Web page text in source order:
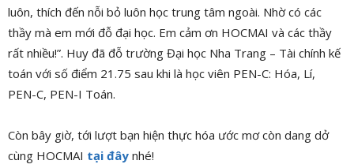
luôn, thích đến nỗi bỏ luôn học trung tâm ngoài. Nhờ có các
thầy mà em mới đỗ đại học. Em cảm ơn HOCMAI và các thầy
rất nhiều!”. Huy đã đỗ trường Đại học Nha Trang – Tài chính kế
toán với số điểm 21.75 sau khi là học viên PEN-C: Hóa, Lí,
PEN-C, PEN-I Toán.
Còn bây giờ, tới lượt bạn hiện thực hóa ước mơ còn dang dở
cùng HOCMAI tại đây nhé!